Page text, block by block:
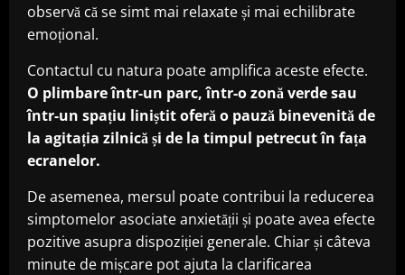
observă că se simt mai relaxate și mai echilibrate
emoțional.
Contactul cu natura poate amplifica aceste efecte.
O plimbare într-un parc, într-o zonă verde sau
într-un spațiu liniștit oferă o pauză binevenită de
la agitația zilnică și de la timpul petrecut în fața
ecranelor.
De asemenea, mersul poate contribui la reducerea
simptomelor asociate anxietății și poate avea efecte
pozitive asupra dispoziției generale. Chiar și câteva
minute de mișcare pot ajuta la clarificarea